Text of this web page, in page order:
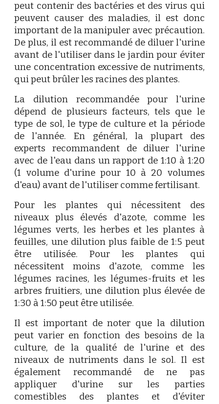
peut contenir des bactéries et des virus qui
peuvent causer des maladies, il est donc
important de la manipuler avec précaution.
De plus, il est recommandé de diluer l'urine
avant de l'utiliser dans le jardin pour éviter
une concentration excessive de nutriments,
qui peut brûler les racines des plantes.
La dilution recommandée pour l'urine
dépend de plusieurs facteurs, tels que le
type de sol, le type de culture et la période
de l'année. En général, la plupart des
experts recommandent de diluer l'urine
avec de l'eau dans un rapport de 1:10 à 1:20
(1 volume d'urine pour 10 à 20 volumes
d'eau) avant de l'utiliser comme fertilisant.
Pour les plantes qui nécessitent des
niveaux plus élevés d'azote, comme les
légumes verts, les herbes et les plantes à
feuilles, une dilution plus faible de 1:5 peut
être utilisée. Pour les plantes qui
nécessitent moins d'azote, comme les
légumes racines, les légumes-fruits et les
arbres fruitiers, une dilution plus élevée de
1:30 à 1:50 peut être utilisée.
Il est important de noter que la dilution
peut varier en fonction des besoins de la
culture, de la qualité de l'urine et des
niveaux de nutriments dans le sol. Il est
également recommandé de ne pas
appliquer d'urine sur les parties
comestibles des plantes et d'éviter